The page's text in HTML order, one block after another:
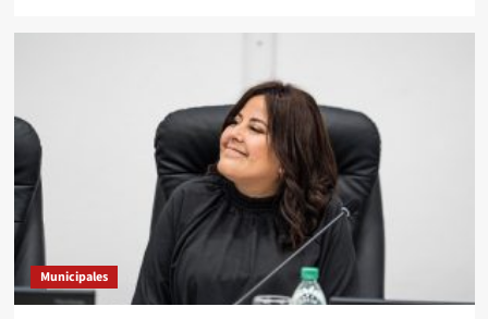
Municipales